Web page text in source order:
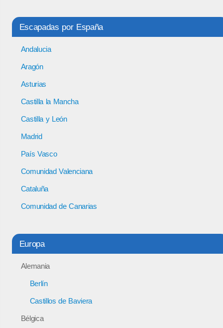
Escapadas por España
Andalucia
Aragón
Asturias
Castilla la Mancha
Castilla y León
Madrid
País Vasco
Comunidad Valenciana
Cataluña
Comunidad de Canarias
Europa
Alemania
Berlín
Castillos de Baviera
Bélgica